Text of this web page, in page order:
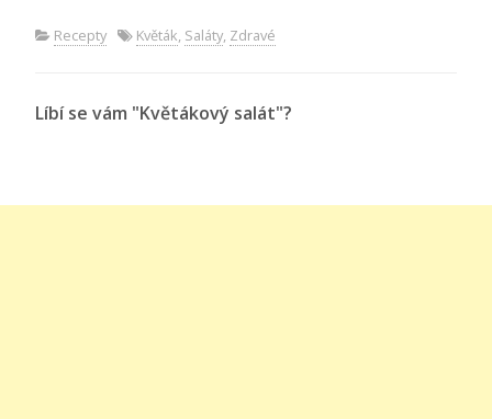
Recepty Květák, Saláty, Zdravé
Líbí se vám "Květákový salát"?